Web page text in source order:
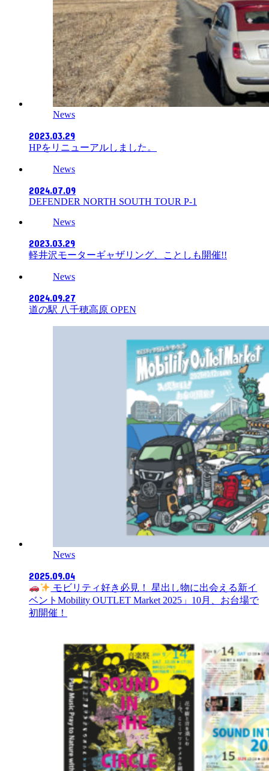
News
2023.03.29
HPをリニューアルしました。
News
2024.07.09
DEFENDER NORTH SOUTH TOUR P-1
News
2023.03.29
軽井沢モーターギャザリング、ことしも開催!!
News
2024.09.27
道の駅 八千穂高原 OPEN
News
2025.09.04
モビリティ好き必見！ 星出し物に出会える新イ
ベントMobility OUTLET Market 2025」10月、お台場で
初開催！